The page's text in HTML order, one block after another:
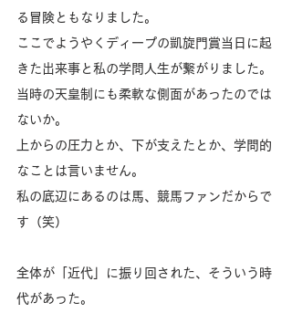
る冒険ともなりました。
ここでようやくディープの凱旋門賞当日に起
きた出来事と私の学問人生が繋がりました。
当時の天皇制にも柔軟な側面があったのでは
ないか。
上からの圧力とか、下が支えたとか、学問的
なことは言いません。
私の底辺にあるのは馬、競馬ファンだからで
す（笑）
全体が「近代」に振り回された、そういう時
代があった。